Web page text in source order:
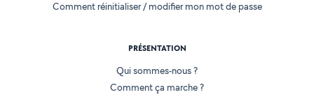
Comment réinitialiser / modifier mon mot de passe
PRÉSENTATION
Qui sommes-nous ?
Comment ça marche ?